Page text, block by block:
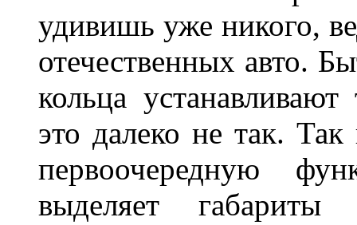
удивишь уже никого,
отечественных авто.
кольца
это далеко не так. Так
первоочередную
выделяет